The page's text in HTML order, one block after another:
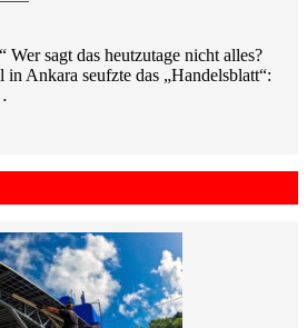
Wer sagt das heutzutage nicht alles?
Ankara seufzte das „Handelsblatt“: